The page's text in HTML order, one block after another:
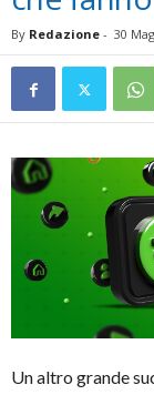
By Redazione - 30
Un altro grande